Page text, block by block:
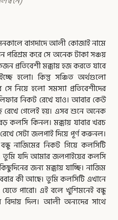
বাগদাদে আলী কোজাই নামে
পরিশ্রম করে সে অনেক টাকা সঞ্চয়
প্রতিবেশী মক্কায় হজ করতে যাবে
হলো। কিন্তু সঞ্চিত অর্থগুলো
নিয়ে হলো সমস্যা প্রতিবেশীদের
নিকট রেখে যাও। আবার কেউ
রেখে গেলেই হয়। এসব শুনে অনেক
কলসি কিনল। মক্কায় যাবার খরচ
সেটা জলপাই দিয়ে পূর্ণ করুনল।
বন্ধু নাজিমের নিকট গিয়ে কলসিটি
যদি আমার জলপাইয়ের কলসি
জন্য মক্কায় যাচ্ছি। নাজিম
কী আছে। তুমি কলসিটি এখানে
যেতে পারো। এই বলে খুশিমনেই বন্ধু
দিল। আলী অন্যদের সাথে